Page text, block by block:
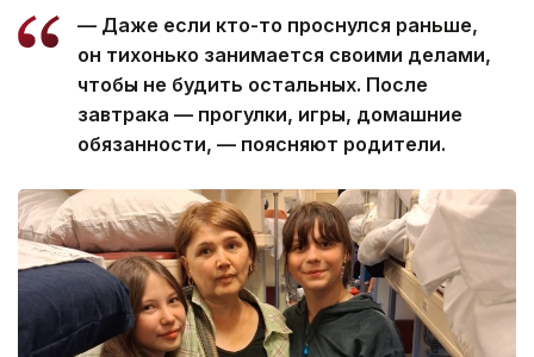
— Даже если кто-то проснулся раньше,
он тихонько занимается своими делами,
чтобы не будить остальных. После
завтрака — прогулки, игры, домашние
обязанности, — поясняют родители.